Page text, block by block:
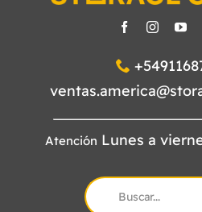
Atención Lunes a
Search